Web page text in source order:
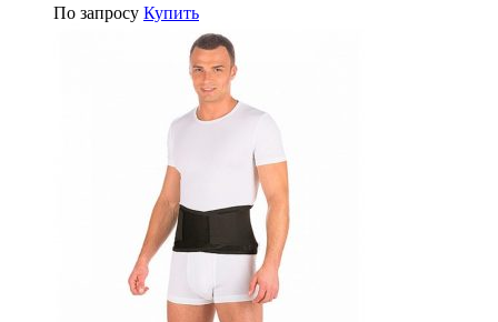
По запросу Купить